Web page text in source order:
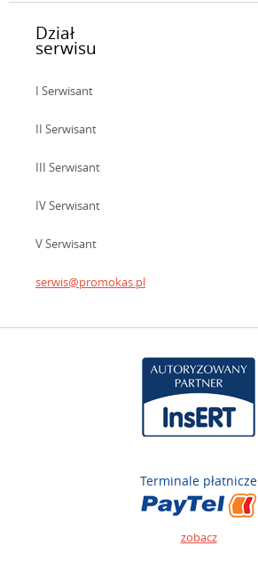
Dział
serwisu
I Serwisant
II Serwisant
III Serwisant
IV Serwisant
V Serwisant
serwis@promokas.pl
Terminale płatnicze
zobacz